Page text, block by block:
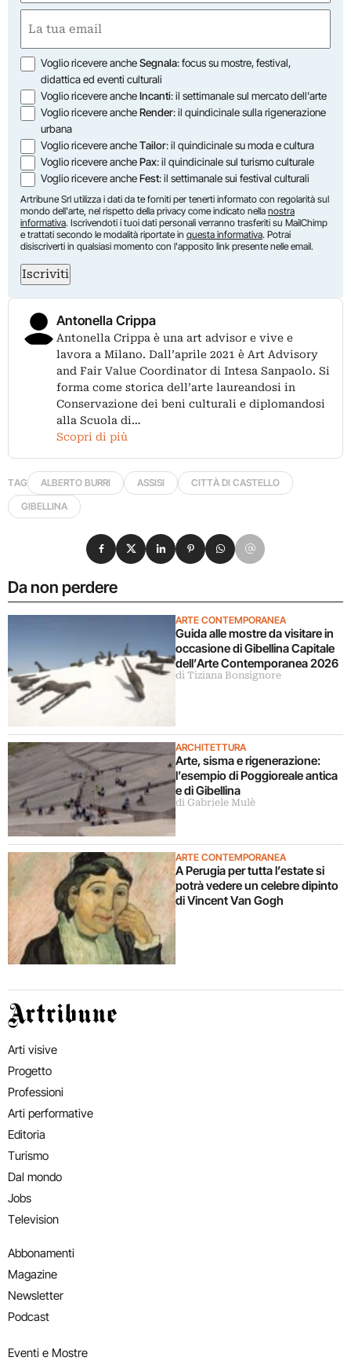
Nome
(Obbligatorio)
Opzioni
Voglio ricevere ancheSegnala: focus su mostre, festival,
didattica ed eventi culturali
Voglio ricevere ancheIncanti: il settimanale sul mercato dell'arte
Voglio ricevere ancheRender: il quindicinale sulla rigenerazione
urbana
Voglio ricevere ancheTailor: il quindicinale su moda e cultura
Voglio ricevere anchePax: il quindicinale sul turismo culturale
Voglio ricevere ancheFest: il settimanale sui festival culturali
Artribune Srl utilizza i dati da te forniti per tenerti informato con regolarità sul
mondo dell'arte, nel rispetto della privacy come indicato nella nostra
informativa. Iscrivendoti i tuoi dati personali verranno trasferiti su MailChimp
e trattati secondo le modalità riportate in questa informativa. Potrai
disiscriverti in qualsiasi momento con l'apposito link presente nelle email.
Iscriviti
Antonella Crippa
Antonella Crippa è una art advisor e vive e
lavora a Milano. Dall’aprile 2021 è Art Advisory
and Fair Value Coordinator di Intesa Sanpaolo. Si
forma come storica dell’arte laureandosi in
Conservazione dei beni culturali e diplomandosi
alla Scuola di…
Scopri di più
TAG ALBERTO BURRI ASSISI
CITTÀ DI CASTELLO
GIBELLINA
Da non perdere
ARTE CONTEMPORANEA
Guida alle mostre da visitare in
occasione di Gibellina Capitale
dell’Arte Contemporanea 2026
di Tiziana Bonsignore
ARCHITETTURA
Arte, sisma e rigenerazione:
l’esempio di Poggioreale antica
e di Gibellina
di Gabriele Mulè
ARTE CONTEMPORANEA
A Perugia per tutta l’estate si
potrà vedere un celebre dipinto
di Vincent Van Gogh
Condividi su Facebook
Condividi su X
Condividi su LinkedIn
Condividi su Pinterest
Condividi su WhatsApp
Condividi su Email
Artribune
Arti visive
Progetto
Professioni
Arti performative
Editoria
Turismo
Dal mondo
Jobs
Television
Abbonamenti
Magazine
Newsletter
Podcast
Eventi e Mostre